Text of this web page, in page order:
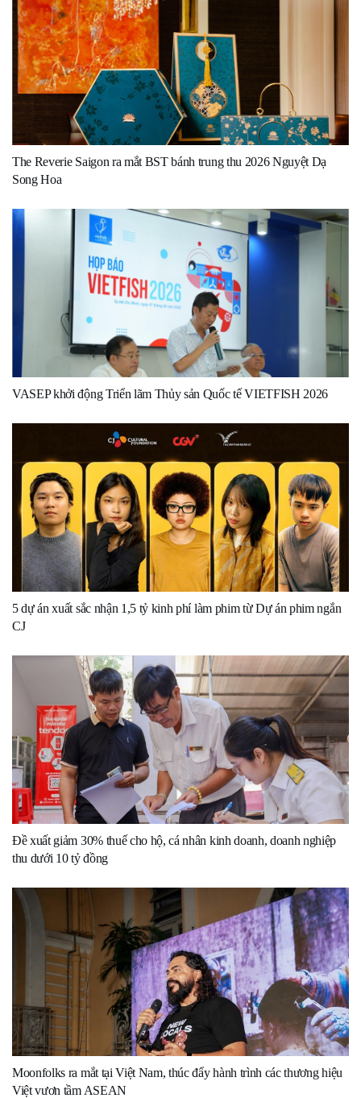
The Reverie Saigon ra mắt BST bánh trung thu 2026 Nguyệt Dạ
Song Hoa
VASEP khởi động Triển lãm Thủy sản Quốc tế VIETFISH 2026
5 dự án xuất sắc nhận 1,5 tỷ kinh phí làm phim từ Dự án phim ngắn
CJ
Đề xuất giảm 30% thuế cho hộ, cá nhân kinh doanh, doanh nghiệp
thu dưới 10 tỷ đồng
Moonfolks ra mắt tại Việt Nam, thúc đẩy hành trình các thương hiệu
Việt vươn tầm ASEAN